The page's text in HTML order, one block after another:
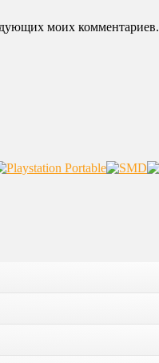
моих комментариев.